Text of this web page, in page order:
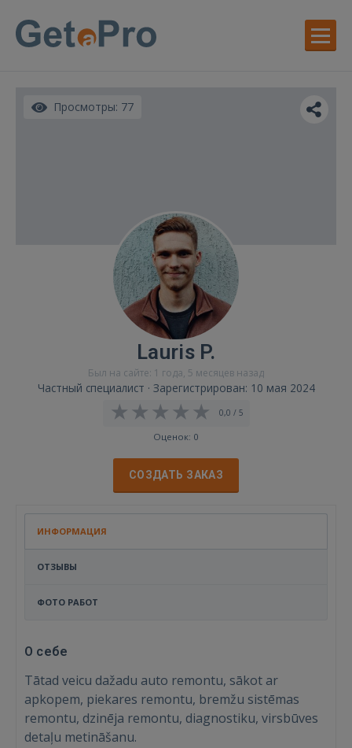
Просмотры: 77
Lauris P.
Был на сайте: 1 года, 5 месяцев назад
Частный специалист · Зарегистрирован: 10 мая 2024
0,0 / 5
Оценок: 0
СОЗДАТЬ ЗАКАЗ
ИНФОРМАЦИЯ
ОТЗЫВЫ
ФОТО РАБОТ
О себе
Tātad veicu dažadu auto remontu, sākot ar
apkopem, piekares remontu, bremžu sistēmas
remontu, dzinēja remontu, diagnostiku, virsbūves
detaļu metināšanu.